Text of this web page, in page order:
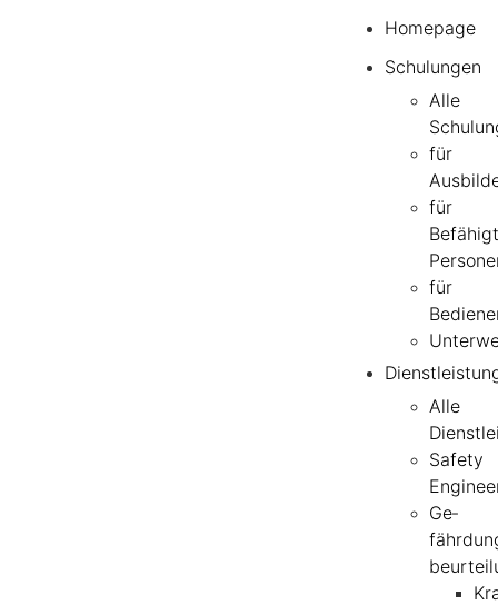
Homepage
Schulungen
Alle
für
für
für
Alle
Safety
Ge­